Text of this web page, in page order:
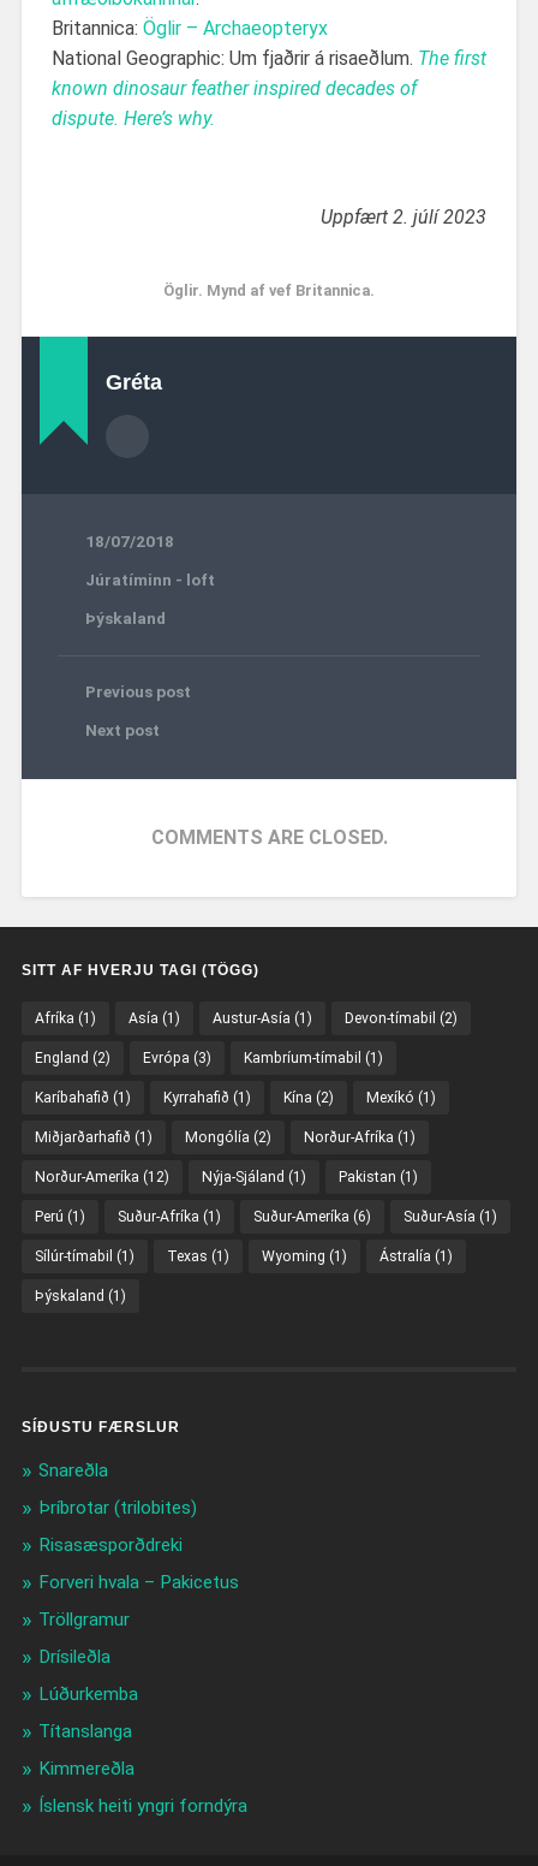
Britannica: Öglir – Archaeopteryx
National Geographic: Um fjaðrir á risaeðlum. The first
known dinosaur feather inspired decades of
dispute. Here’s why.
Uppfært 2. júlí 2023
Öglir. Mynd af vef Britannica.
Gréta
18/07/2018
Júratíminn - loft
Þýskaland
Previous post
Next post
COMMENTS ARE CLOSED.
SITT AF HVERJU TAGI (TÖGG)
Afríka (1) Asía (1) Austur-Asía (1) Devon-tímabil (2)
England (2) Evrópa (3) Kambríum-tímabil (1)
Karíbahafið (1) Kyrrahafið (1) Kína (2) Mexíkó (1)
Miðjarðarhafið (1) Mongólía (2) Norður-Afríka (1)
Norður-Ameríka (12) Nýja-Sjáland (1) Pakistan (1)
Perú (1) Suður-Afríka (1) Suður-Ameríka (6) Suður-Asía (1)
Sílúr-tímabil (1) Texas (1) Wyoming (1) Ástralía (1)
Þýskaland (1)
SÍÐUSTU FÆRSLUR
Snareðla
Þríbrotar (trilobites)
Risasæsporðdreki
Forveri hvala – Pakicetus
Tröllgramur
Drísileðla
Lúðurkemba
Títanslanga
Kimmereðla
Íslensk heiti yngri forndýra